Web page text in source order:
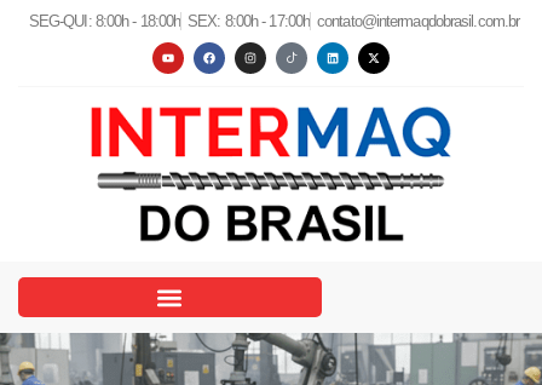
SEG-QUI: 8:00h - 18:00h SEX: 8:00h - 17:00h contato@intermaqdobrasil.com.br